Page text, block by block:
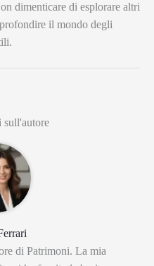
dimenticare di esplorare altri
il mondo degli
sull'autore
di Patrimoni. La mia